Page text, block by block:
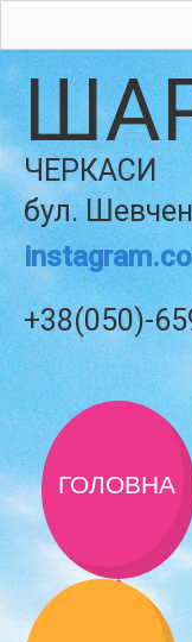
ЧЕРКАСИ
бул.
+38(050)-
ГОЛОВНА